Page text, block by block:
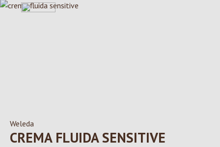
Salta la galleria di immagini
Weleda
CREMA FLUIDA SENSITIVE